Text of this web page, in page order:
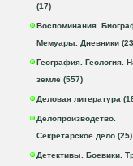
(17)
Воспоминания.
Мемуары. Дневники
География. Геология.
земле (557)
Деловая литература
Делопроизводство.
Секретарское дело (25)
Детективы. Боевики.